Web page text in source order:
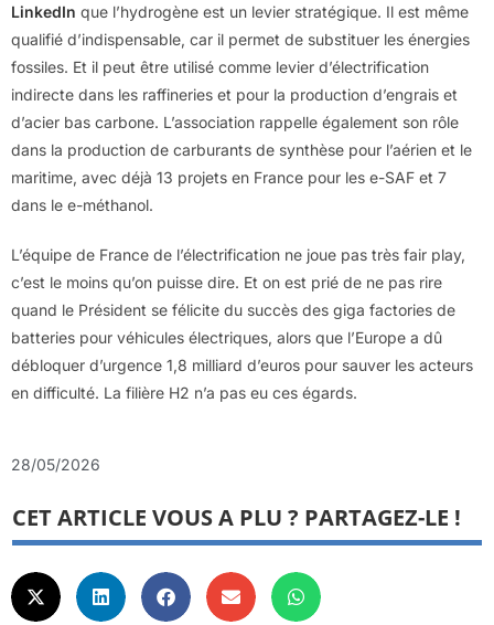
LinkedIn que l’hydrogène est un levier stratégique. Il est même
qualifié d’indispensable, car il permet de substituer les énergies
fossiles. Et il peut être utilisé comme levier d’électrification
indirecte dans les raffineries et pour la production d’engrais et
d’acier bas carbone. L’association rappelle également son rôle
dans la production de carburants de synthèse pour l’aérien et le
maritime, avec déjà 13 projets en France pour les e-SAF et 7
dans le e-méthanol.
L’équipe de France de l’électrification ne joue pas très fair play,
c’est le moins qu’on puisse dire. Et on est prié de ne pas rire
quand le Président se félicite du succès des giga factories de
batteries pour véhicules électriques, alors que l’Europe a dû
débloquer d’urgence 1,8 milliard d’euros pour sauver les acteurs
en difficulté. La filière H2 n’a pas eu ces égards.
28/05/2026
CET ARTICLE VOUS A PLU ? PARTAGEZ-LE !